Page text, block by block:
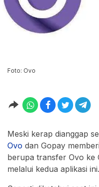
Foto: Ovo
Meski kerap dianggap
Ovo dan Gopay
berupa transfer Ovo ke
melalui kedua aplikasi ini.